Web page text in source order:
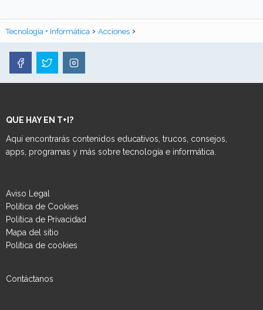
Tecnología + Informática Acciones
QUE HAY EN T+I?
Aquí encontrarás contenidos educativos, trucos, consejos,
apps, programas y más sobre tecnología e informática.
Aviso Legal
Política de Cookies
Política de Privacidad
Mapa del sitio
Política de cookies
Contáctanos